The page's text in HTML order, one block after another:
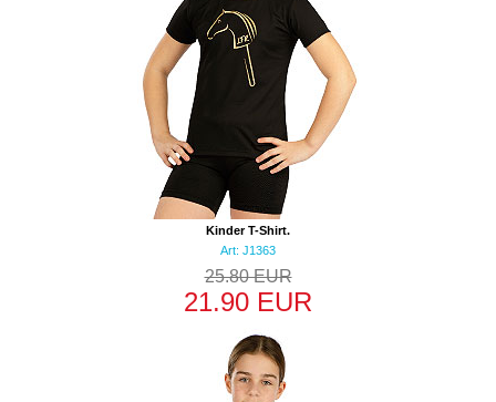
Kinder T-Shirt.
Art: J1363
25.80 EUR
21.90 EUR